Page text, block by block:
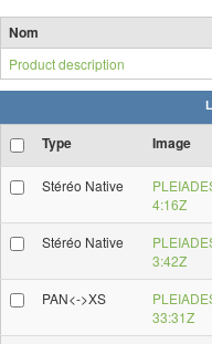
Nom
Product description
Type Image
Stéréo Native
4:16Z
Stéréo Native
3:42Z
PAN<->XS
33:31Z